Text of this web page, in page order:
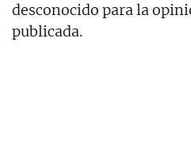
desconocido para la
publicada.